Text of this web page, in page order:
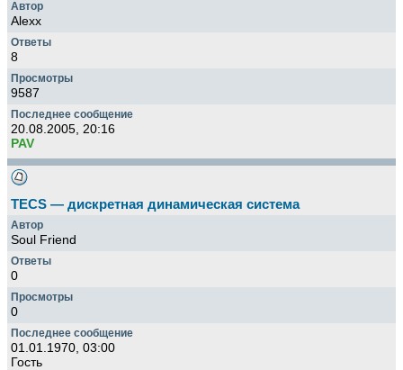
Alexx
8
9587
20.08.2005, 20:16
PAV
TECS — дискретная динамическая система
Soul Friend
0
0
01.01.1970, 03:00
Гость